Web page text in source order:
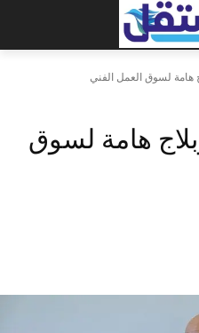
هامة لسوق العمل الفني
هامة لسوق